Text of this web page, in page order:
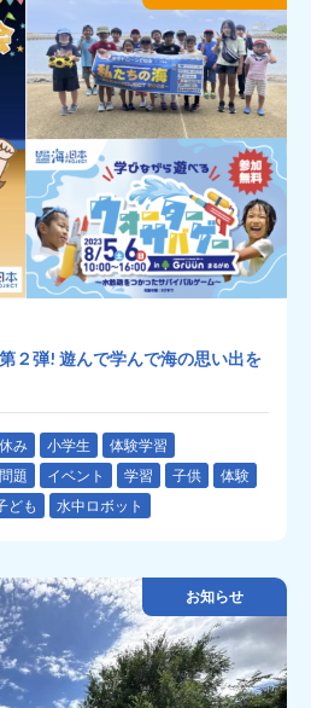
２弾! 遊んで学んで海の思い出を
み 小学生
体験学習
題 イベント 学習 子供
体験
ども 水中ロボット
お知らせ